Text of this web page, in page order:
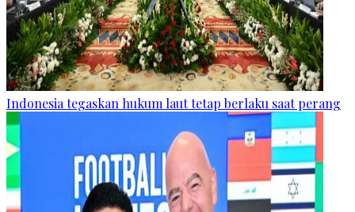
Indonesia tegaskan hukum laut tetap berlaku saat perang